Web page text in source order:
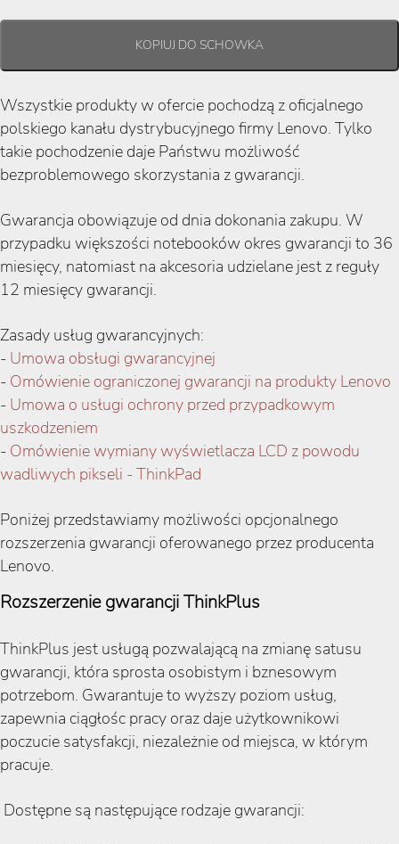
Wszystkie produkty w ofercie pochodzą z oficjalnego
polskiego kanału dystrybucyjnego firmy Lenovo. Tylko
takie pochodzenie daje Państwu możliwość
bezproblemowego skorzystania z gwarancji.
Gwarancja obowiązuje od dnia dokonania zakupu. W
przypadku większości notebooków okres gwarancji to 36
miesięcy, natomiast na akcesoria udzielane jest z reguły
12 miesięcy gwarancji.
Zasady usług gwarancyjnych:
- Umowa obsługi gwarancyjnej
- Omówienie ograniczonej gwarancji na produkty Lenovo
- Umowa o usługi ochrony przed przypadkowym
uszkodzeniem
- Omówienie wymiany wyświetlacza LCD z powodu
wadliwych pikseli - ThinkPad
Poniżej przedstawiamy możliwości opcjonalnego
rozszerzenia gwarancji oferowanego przez producenta
Lenovo.
Rozszerzenie gwarancji ThinkPlus
ThinkPlus jest usługą pozwalającą na zmianę satusu
gwarancji, która sprosta osobistym i bznesowym
potrzebom. Gwarantuje to wyższy poziom usług,
zapewnia ciągłośc pracy oraz daje użytkownikowi
poczucie satysfakcji, niezależnie od miejsca, w którym
pracuje.
Dostępne są następujące rodzaje gwarancji: